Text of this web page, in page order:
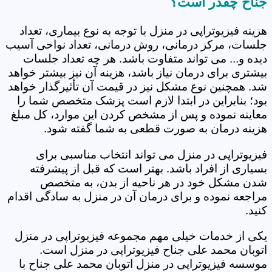
هزینه فیزیوتراپی در منزل با توجه به نوع بیماری، تعداد
جلسات، مرکز درمانی، روش درمانی، تعداد نواحی آسیب
دیده و... می تواند متفاوت باشد. هر چه تعداد جلسات
بیشتری برای درمان نیاز باشد، هزینه آن نیز بیشتر خواهد
شد. همچنین نوع مشکل نیز در قیمت آن تأثیرگذار خواهد
بود؛ بنابراین در ابتدا لازم است پزشک متخصص شما را
معاینه نموده و پس از مشخص کردن این موارد، کل مبلغ
هزینه درمان به صورت قطعی به شما گفته شود.
فیزیوتراپی در منزل می تواند انتخاب مناسبی برای
بسیاری از افراد باشد. بهتر است که قبل از پیشرفته
شدن مشکل خود در هر ناحیه از بدن، به متخصص
مراجعه نموده و برای درمان آن در منزل به سادگی اقدام
کنید.
یکی از خدمات خیلی مهم مجموعه فیزیوتراپی در منزل
اتوبان محمد علی جناح فیزیوتراپی در منزل است.
موسسه فیزیوتراپی در منزل اتوبان محمد علی جناح با